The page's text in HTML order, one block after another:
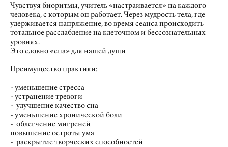
Чувствуя биоритмы, учитель «настраивается» на каждого
человека, с которым он работает. Через мудрость тела, где
удерживается напряжение, во время сеанса происходить
тотальное расслабление на клеточном и бессознательных
уровнях.
Это словно «спа» для нашей души
Преимущество практики:
- уменьшение стресса
- устранение тревоги
- улучшение качество сна
- уменьшение хронической боли
- облегчение мигреней
повышение остроты ума
- раскрытие творческих способностей